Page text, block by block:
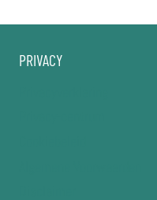
PRIVACY